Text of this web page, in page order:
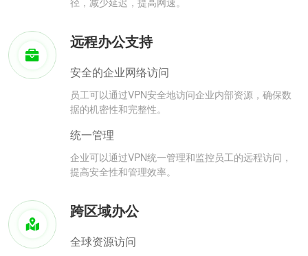
远程办公支持
安全的企业网络访问
员工可以通过VPN安全地访问企业内部资源，确保数
据的机密性和完整性。
统一管理
企业可以通过VPN统一管理和监控员工的远程访问，
提高安全性和管理效率。
跨区域办公
全球资源访问